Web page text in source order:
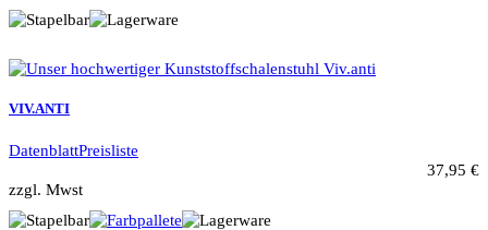
VIV.ANTI
DatenblattPreisliste
37,95 €
zzgl. Mwst